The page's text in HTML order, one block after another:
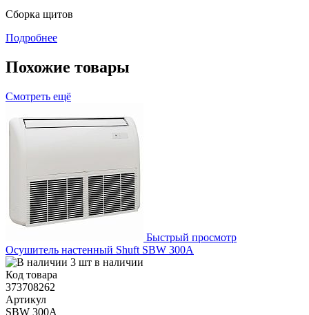
Сборка щитов
Подробнее
Похожие товары
Смотреть ещё
Быстрый просмотр
Осушитель настенный Shuft SBW 300A
3 шт в наличии
Код товара
373708262
Артикул
SBW 300A